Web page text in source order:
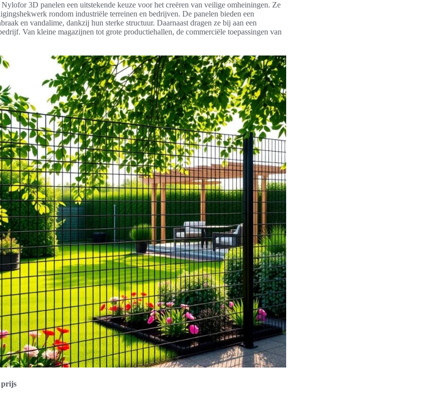
3D panelen een uitstekende keuze voor het creëren van veilige omheiningen. Ze
rondom industriële terreinen en bedrijven. De panelen bieden een
en vandalime, dankzij hun sterke structuur. Daarnaast dragen ze bij aan een
Van kleine magazijnen tot grote productiehallen, de commerciële toepassingen van
prijs